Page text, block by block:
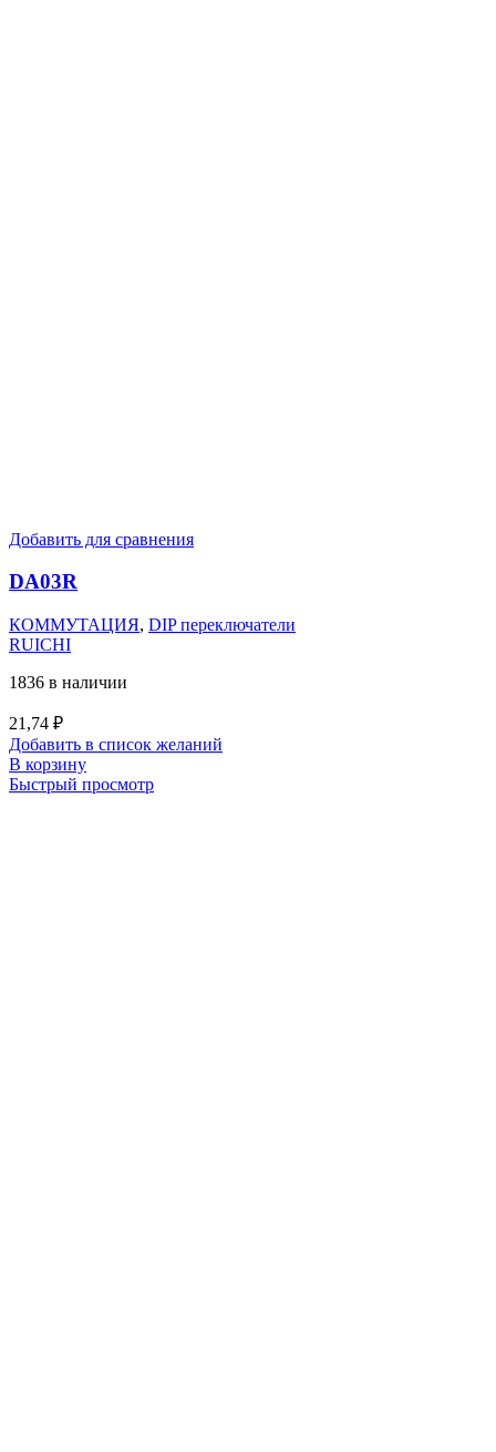
Добавить для сравнения
DA03R
КОММУТАЦИЯ, DIP переключатели
RUICHI
1836 в наличии
21,74 ₽
Добавить в список желаний
В корзину
Быстрый просмотр